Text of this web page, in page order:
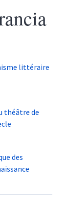
littéraire
théâtre de
des